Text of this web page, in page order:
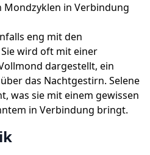
in Verbindung
eng mit den
wird oft mit einer
dargestellt, ein
das Nachtgestirn. Selene
was sie mit einem gewissen
in Verbindung bringt.